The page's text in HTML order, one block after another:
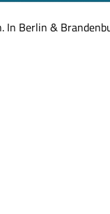
In Berlin &